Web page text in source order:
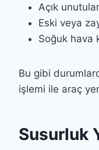
Açık
Eski veya
Soğuk hava
Bu gibi
işlemi ile araç
Susurluk